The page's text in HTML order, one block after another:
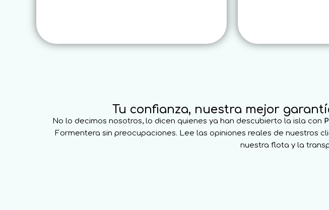
Tu confianza, nuestra mejor
No lo decimos nosotros, lo dicen quienes ya han descubierto la isla con
Formentera sin preocupaciones. Lee las opiniones reales de nuestros
nuestra flota y la